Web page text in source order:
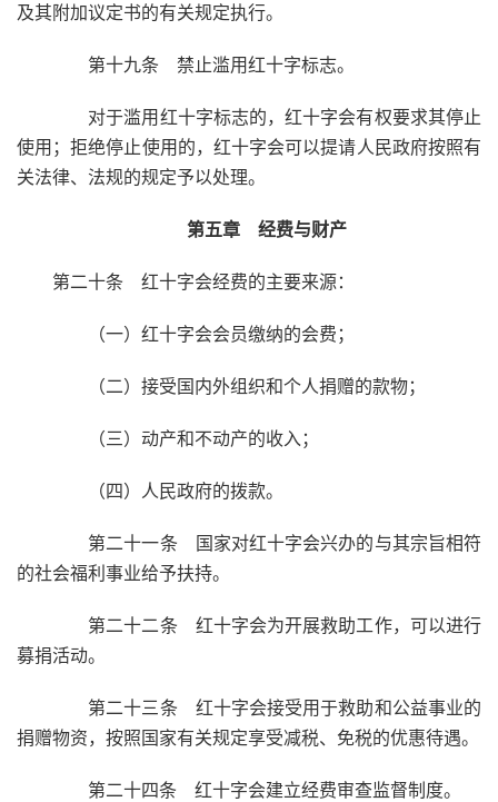
及其附加议定书的有关规定执行。
第十九条 禁止滥用红十字标志。
对于滥用红十字标志的，红十字会有权要求其停止
使用；拒绝停止使用的，红十字会可以提请人民政府按照有
关法律、法规的规定予以处理。
第五章 经费与财产
第二十条 红十字会经费的主要来源：
（一）红十字会会员缴纳的会费；
（二）接受国内外组织和个人捐赠的款物；
（三）动产和不动产的收入；
（四）人民政府的拨款。
第二十一条 国家对红十字会兴办的与其宗旨相符
的社会福利事业给予扶持。
第二十二条 红十字会为开展救助工作，可以进行
募捐活动。
第二十三条 红十字会接受用于救助和公益事业的
捐赠物资，按照国家有关规定享受减税、免税的优惠待遇。
第二十四条 红十字会建立经费审查监督制度。